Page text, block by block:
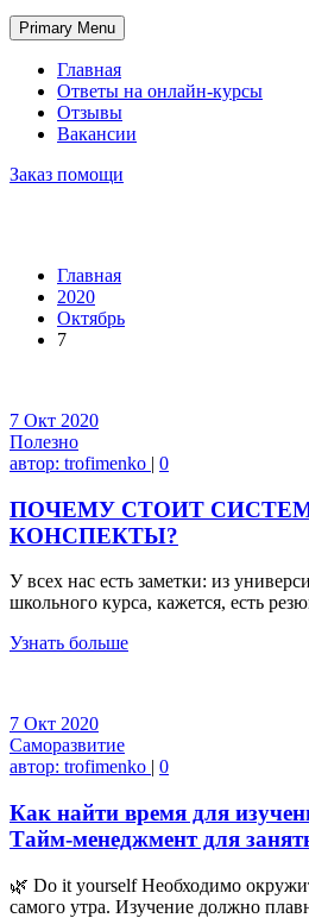
Primary Menu
Главная
Ответы на онлайн-курсы
Отзывы
Вакансии
Заказ помощи
Главная
2020
Октябрь
7
7 Окт 2020
Полезно
автор: trofimenko | 0
ПОЧЕМУ СТОИТ
КОНСПЕКТЫ?
У всех нас есть заметки: из
школьного курса, кажется, есть
Узнать больше
7 Окт 2020
Саморазвитие
автор: trofimenko | 0
Как найти время для
Тайм-менеджмент для
🌿 Do it yourself Необходимо
самого утра. Изучение должно